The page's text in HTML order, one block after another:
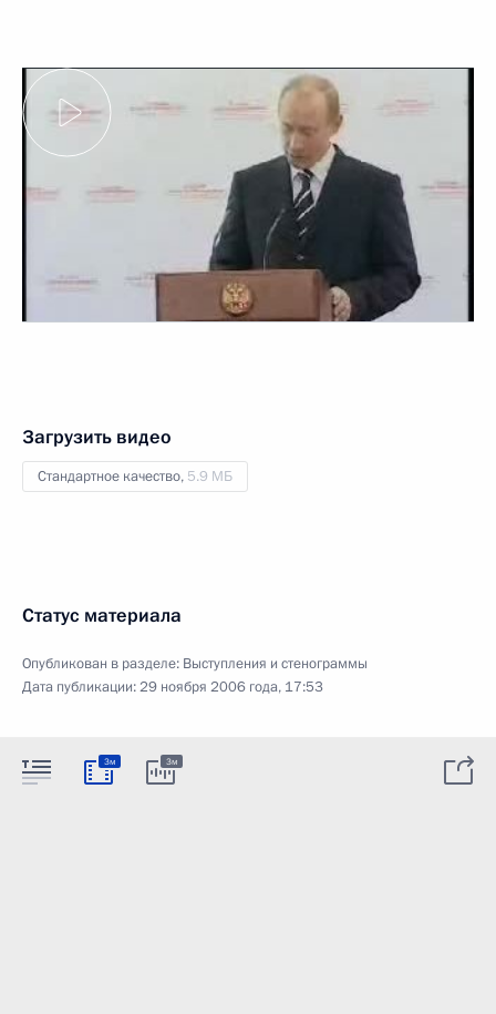
Загрузить видео
Стандартное качество, 5.9 МБ
Статус материала
Опубликован в разделе: Выступления и стенограммы
Дата публикации:29 ноября 2006 года, 17:53
3м 3м